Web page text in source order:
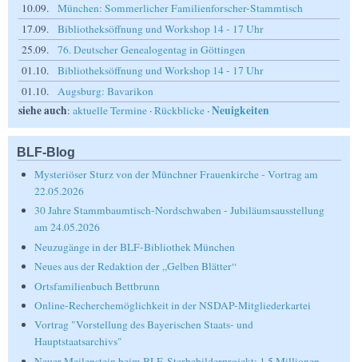
10.09.
München: Sommerlicher Familienforscher-Stammtisch
17.09.
Bibliotheksöffnung und Workshop 14 - 17 Uhr
25.09.
76. Deutscher Genealogentag in Göttingen
01.10.
Bibliotheksöffnung und Workshop 14 - 17 Uhr
01.10.
Augsburg: Bavarikon
siehe auch: aktuelle Termine ·Rückblicke ·Neuigkeiten
BLF-Blog
Mysteriöser Sturz von der Münchner Frauenkirche - Vortrag am
22.05.2026
30 Jahre Stammbaumtisch-Nordschwaben - Jubiläumsausstellung
am 24.05.2026
Neuzugänge in der BLF-Bibliothek München
Neues aus der Redaktion der „Gelben Blätter“
Ortsfamilienbuch Bettbrunn
Online-Recherchemöglichkeit in der NSDAP-Mitgliederkartei
Vortrag "Vorstellung des Bayerischen Staats- und
Hauptstaatsarchivs"